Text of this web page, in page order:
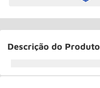
Descrição do Produto